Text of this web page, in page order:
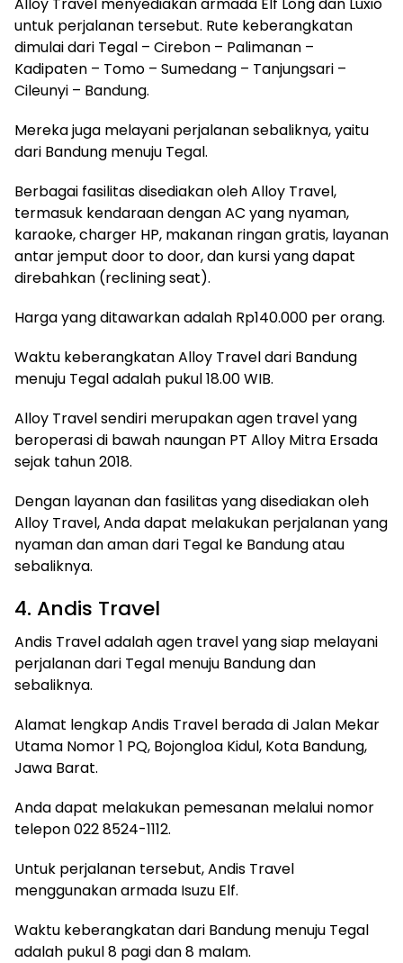
untuk perjalanan tersebut. Rute keberangkatan
dimulai dari Tegal – Cirebon – Palimanan –
Kadipaten – Tomo – Sumedang – Tanjungsari –
Cileunyi – Bandung.
Mereka juga melayani perjalanan sebaliknya, yaitu
dari Bandung menuju Tegal.
Berbagai fasilitas disediakan oleh Alloy Travel,
termasuk kendaraan dengan AC yang nyaman,
karaoke, charger HP, makanan ringan gratis, layanan
antar jemput door to door, dan kursi yang dapat
direbahkan (reclining seat).
Harga yang ditawarkan adalah Rp140.000 per orang.
Waktu keberangkatan Alloy Travel dari Bandung
menuju Tegal adalah pukul 18.00 WIB.
Alloy Travel sendiri merupakan agen travel yang
beroperasi di bawah naungan PT Alloy Mitra Ersada
sejak tahun 2018.
Dengan layanan dan fasilitas yang disediakan oleh
Alloy Travel, Anda dapat melakukan perjalanan yang
nyaman dan aman dari Tegal ke Bandung atau
sebaliknya.
4. Andis Travel
Andis Travel adalah agen travel yang siap melayani
perjalanan dari Tegal menuju Bandung dan
sebaliknya.
Alamat lengkap Andis Travel berada di Jalan Mekar
Utama Nomor 1 PQ, Bojongloa Kidul, Kota Bandung,
Jawa Barat.
Anda dapat melakukan pemesanan melalui nomor
telepon 022 8524-1112.
Untuk perjalanan tersebut, Andis Travel
menggunakan armada Isuzu Elf.
Waktu keberangkatan dari Bandung menuju Tegal
adalah pukul 8 pagi dan 8 malam.